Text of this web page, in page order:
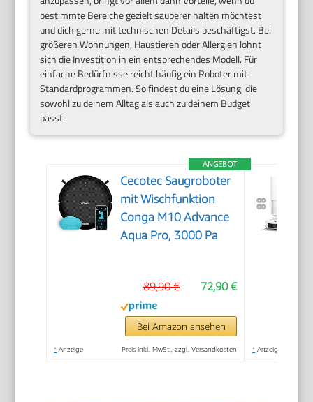
bestimmte Bereiche gezielt sauberer halten möchtest
und dich gerne mit technischen Details beschäftigst. Bei
größeren Wohnungen, Haustieren oder Allergien lohnt
sich die Investition in ein entsprechendes Modell. Für
einfache Bedürfnisse reicht häufig ein Roboter mit
Standardprogrammen. So findest du eine Lösung, die
sowohl zu deinem Alltag als auch zu deinem Budget
passt.
ANGEBOT
Cecotec Saugroboter
mit Wischfunktion
Conga M10 Advance
Aqua Pro, 3000 Pa
72,90 €
89,90 €
Bei Amazon ansehen
* Anzeige Preis inkl. MwSt., zzgl. Versandkosten * Anzeige